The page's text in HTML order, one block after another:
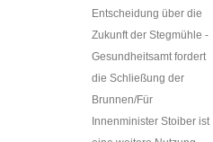
Entscheidung über die
Zukunft der Stegmühle -
Gesundheitsamt fordert
die Schließung der
Brunnen/Für
Innenminister Stoiber ist